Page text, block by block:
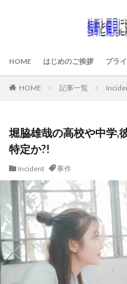
HOME はじめのご挨拶 プラ
HOME 記事一覧
堀脇雄哉の高校や中学,
特定か?!
Incident 事件